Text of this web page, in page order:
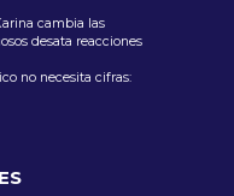
cambia las
desata reacciones
no necesita cifras: